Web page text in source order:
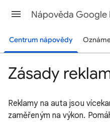
Centrum nápovědy
Zásady
Reklamy na auta jsou
zaměřeným na výkon.